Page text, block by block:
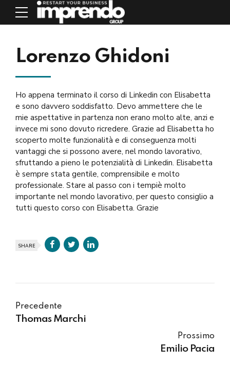
Lorenzo Ghidoni
Ho appena terminato il corso di Linkedin con Elisabetta
e sono davvero soddisfatto. Devo ammettere che le
mie aspettative in partenza non erano molto alte, anzi e
invece mi sono dovuto ricredere. Grazie ad Elisabetta ho
scoperto molte funzionalità e di conseguenza molti
vantaggi che si possono avere, nel mondo lavorativo,
sfruttando a pieno le potenzialità di Linkedin. Elisabetta
è sempre stata gentile, comprensibile e molto
professionale. Stare al passo con i tempiè molto
importante nel mondo lavorativo, per questo consiglio a
tutti questo corso con Elisabetta. Grazie
SHARE
Precedente
Thomas Marchi
Prossimo
Emilio Pacia